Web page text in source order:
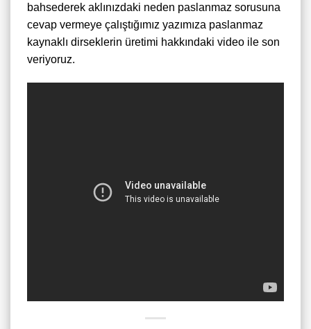
bahsederek aklınızdaki neden paslanmaz sorusuna
cevap vermeye çalıştığımız yazımıza paslanmaz
kaynaklı dirseklerin üretimi hakkındaki video ile son
veriyoruz.